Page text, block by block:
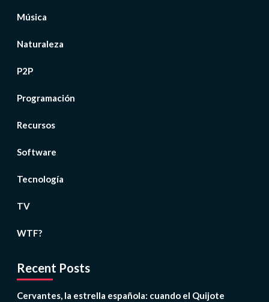
Música
Naturaleza
P2P
Programación
Recursos
Software
Tecnología
TV
WTF?
Recent Posts
Cervantes, la estrella española: cuando el Quijote